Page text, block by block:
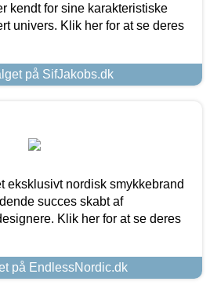
kendt for sine karakteristiske
univers. Klik her for at se deres
på SifJakobs.dk
eksklusivt nordisk smykkebrand
succes skabt af
Klik her for at se deres
på EndlessNordic.dk